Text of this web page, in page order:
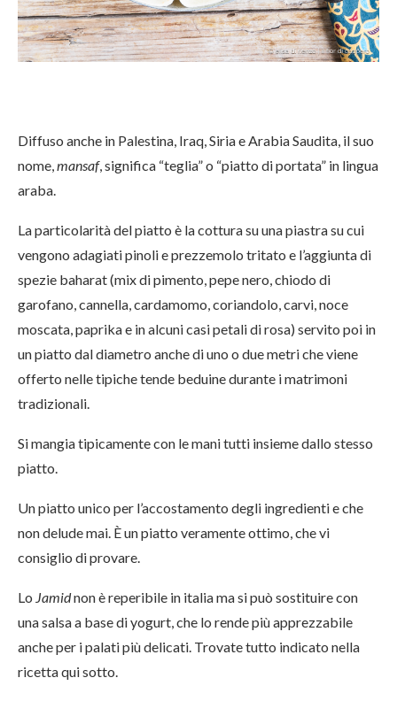
Diffuso anche in Palestina, Iraq, Siria e Arabia Saudita, il suo
nome, mansaf, significa “teglia” o “piatto di portata” in lingua
araba.
La particolarità del piatto è la cottura su una piastra su cui
vengono adagiati pinoli e prezzemolo tritato e l’aggiunta di
spezie baharat (mix di pimento, pepe nero, chiodo di
garofano, cannella, cardamomo, coriandolo, carvi, noce
moscata, paprika e in alcuni casi petali di rosa) servito poi in
un piatto dal diametro anche di uno o due metri che viene
offerto nelle tipiche tende beduine durante i matrimoni
tradizionali.
Si mangia tipicamente con le mani tutti insieme dallo stesso
piatto.
Un piatto unico per l’accostamento degli ingredienti e che
non delude mai. È un piatto veramente ottimo, che vi
consiglio di provare.
Lo Jamidnon è reperibile in italia ma si può sostituire con
una salsa a base di yogurt, che lo rende più apprezzabile
anche per i palati più delicati. Trovate tutto indicato nella
ricetta qui sotto.